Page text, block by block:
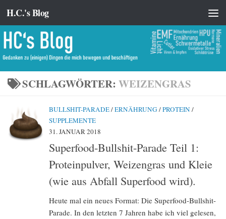
Zum Inhalt springen
H.C.'s Blog
SCHLAGWÖRTER: WEIZENGRAS
BULLSHIT-PARADE/ERNÄHRUNG /PROTEIN /
SUPPLEMENTE
31. JANUAR 2018
Superfood-Bullshit-Parade Teil 1:
Proteinpulver, Weizengras und Kleie
(wie aus Abfall Superfood wird).
Heute mal ein neues Format: Die Superfood-Bullshit-
Parade. In den letzten 7 Jahren habe ich viel gelesen,